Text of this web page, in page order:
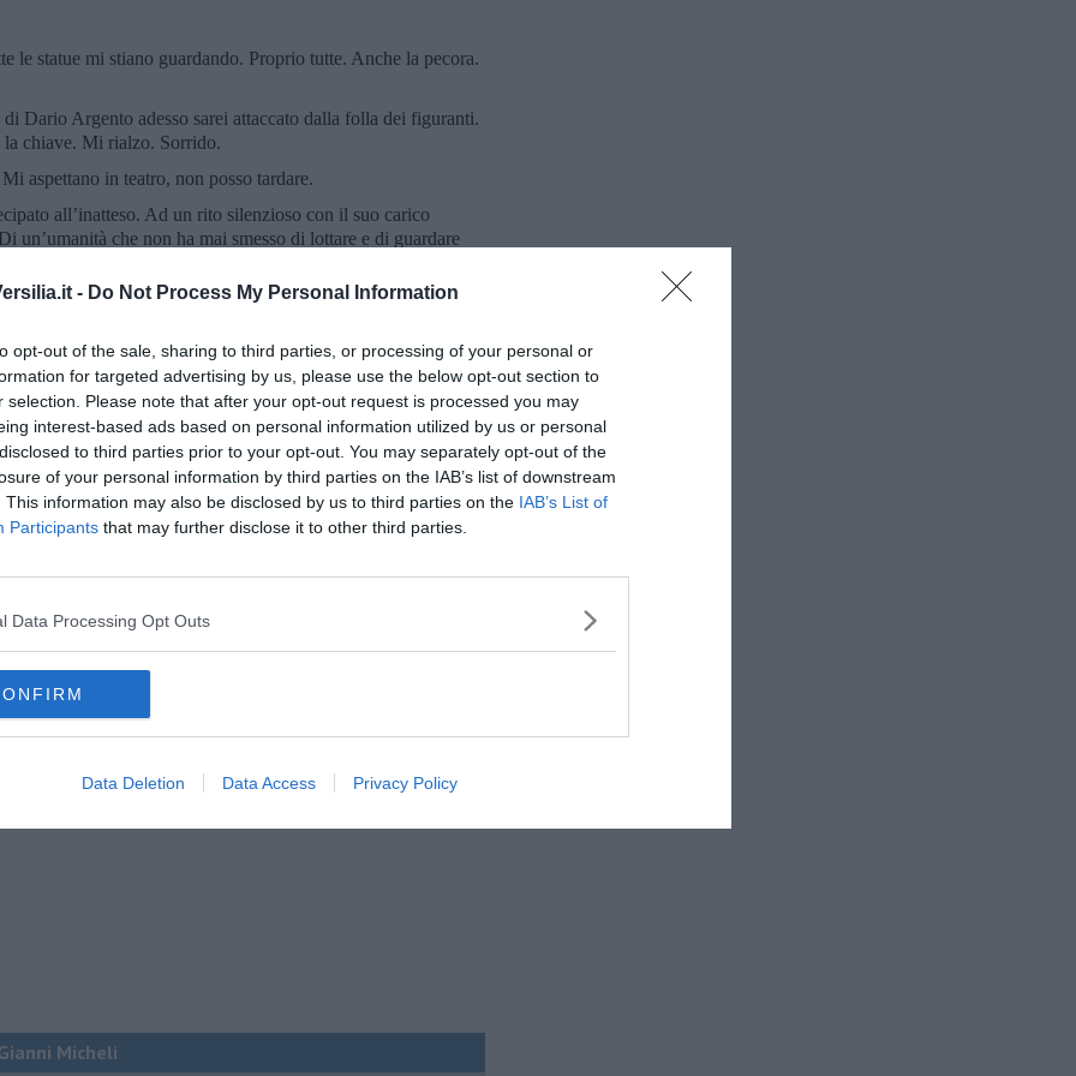
- Do Not Process My Personal Information
opt-out of the sale, sharing to third parties, or processing of your personal or
for targeted advertising by us, please use the below opt-out section to
selection. Please note that after your opt-out request is processed you may
interest-based ads based on personal information utilized by us or personal
to third parties prior to your opt-out. You may separately opt-out of the
of your personal information by third parties on the IAB’s list of downstream
This information may also be disclosed by us to third parties on the IAB’s List of
Participants that may further disclose it to other third parties.
Data Processing Opt Outs
Data Deletion Data Access Privacy Policy
le statue mi stiano guardando. Proprio tutte. Anche la pecora.
Dario Argento adesso sarei attaccato dalla folla dei figuranti.
chiave. Mi rialzo. Sorrido.
aspettano in teatro, non posso tardare.
all’inatteso. Ad un rito silenzioso con il suo carico
un’umanità che non ha mai smesso di lottare e di guardare
presepe. Un presepe da raccontare soprattutto di notte con
potresti non essere così solo come pensi.
tradizione del presepe di San Martino - oltre 120 statue a
dell’antica Gubbio - è già in mostra ma sarà pienamente
il bambinello, a quel punto.
Micheli